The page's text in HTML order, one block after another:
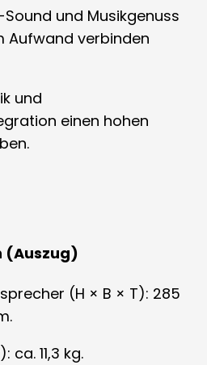
und Musikgenuss
Aufwand verbinden
und
einen hohen
(Auszug)
(H × B × T): 285
ca. 11,3 kg.